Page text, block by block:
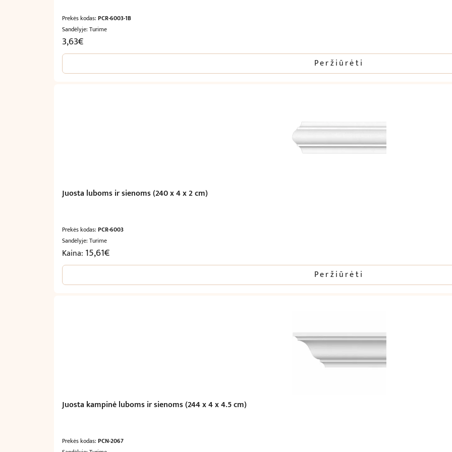
Prekės kodas: PCR-6003-1B
Sandėlyje: Turime
Original
price
7,26€.
3,63€Current
price
3,63€.
Peržiūrėti
Juosta luboms ir sienoms (240 x 4 x 2 cm)
Prekės kodas: PCR-6003
Sandėlyje: Turime
Kaina: 15,61€
Peržiūrėti
Juosta kampinė luboms ir sienoms (244 x 4 x 4.5 cm)
Prekės kodas: PCN-2067